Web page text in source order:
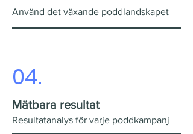
Använd det växande poddlandskapet
04.
Mätbara resultat
Resultatanalys för varje poddkampanj